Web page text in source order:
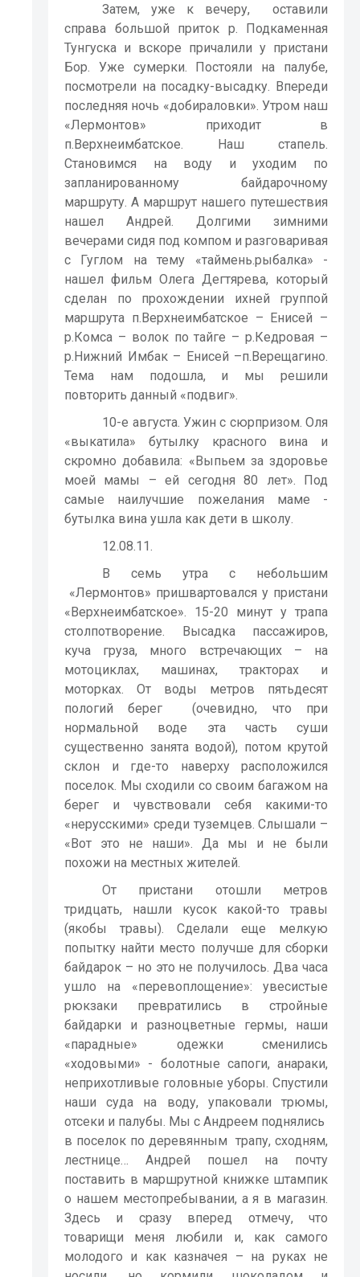
Затем, уже к вечеру,
оставили
справа большой приток р. Подкаменная
Тунгуска и вскоре причалили у пристани
Бор. Уже сумерки. Постояли на палубе,
посмотрели на посадку-высадку. Впереди
последняя ночь «добираловки». Утром наш
«Лермонтов» приходит в
п.Верхнеимбатское.
Наш
стапель.
Становимся на воду и уходим по
запланированному байдарочному
маршруту. А маршрут нашего путешествия
нашел Андрей. Долгими зимними
вечерами сидя под компом и разговаривая
с Гуглом на тему «таймень.рыбалка» -
нашел фильм Олега Дегтярева, который
сделан по прохождении ихней группой
маршрута п.Верхнеимбатское – Енисей –
р.Комса – волок по тайге – р.Кедровая –
р.Нижний Имбак – Енисей –п.Верещагино.
Тема нам подошла, и мы решили
повторить данный «подвиг».
10-е августа. Ужин с сюрпризом. Оля
«выкатила» бутылку красного вина и
скромно добавила: «Выпьем за здоровье
моей мамы – ей сегодня 80 лет». Под
самые наилучшие пожелания маме -
бутылка вина ушла как дети в школу.
12.08.11.
В семь утра с небольшим
«Лермонтов» пришвартовался у пристани
«Верхнеимбатское». 15-20 минут у трапа
столпотворение. Высадка пассажиров,
куча груза, много встречающих – на
мотоциклах, машинах, тракторах и
моторках. От воды метров пятьдесят
пологий берег
(очевидно, что при
нормальной воде эта часть суши
существенно занята водой), потом крутой
склон и где-то наверху расположился
поселок. Мы сходили со своим багажом на
берег и чувствовали себя какими-то
«нерусскими» среди туземцев. Слышали –
«Вот это не наши». Да мы и не были
похожи на местных жителей.
От пристани отошли метров
тридцать, нашли кусок какой-то травы
(якобы травы). Сделали еще мелкую
попытку найти место получше для сборки
байдарок – но это не получилось. Два часа
ушло на «перевоплощение»: увесистые
рюкзаки превратились в стройные
байдарки и разноцветные гермы, наши
«парадные» одежки сменились
«ходовыми» - болотные сапоги, анараки,
неприхотливые головные уборы. Спустили
наши суда на воду, упаковали трюмы,
отсеки и палубы. Мы с Андреем поднялись
в поселок по деревянным трапу, сходням,
лестнице… Андрей пошел на почту
поставить в маршрутной книжке штампик
о нашем местопребывании, а я в магазин.
Здесь и сразу вперед отмечу, что
товарищи меня любили и, как самого
молодого и как казначея – на руках не